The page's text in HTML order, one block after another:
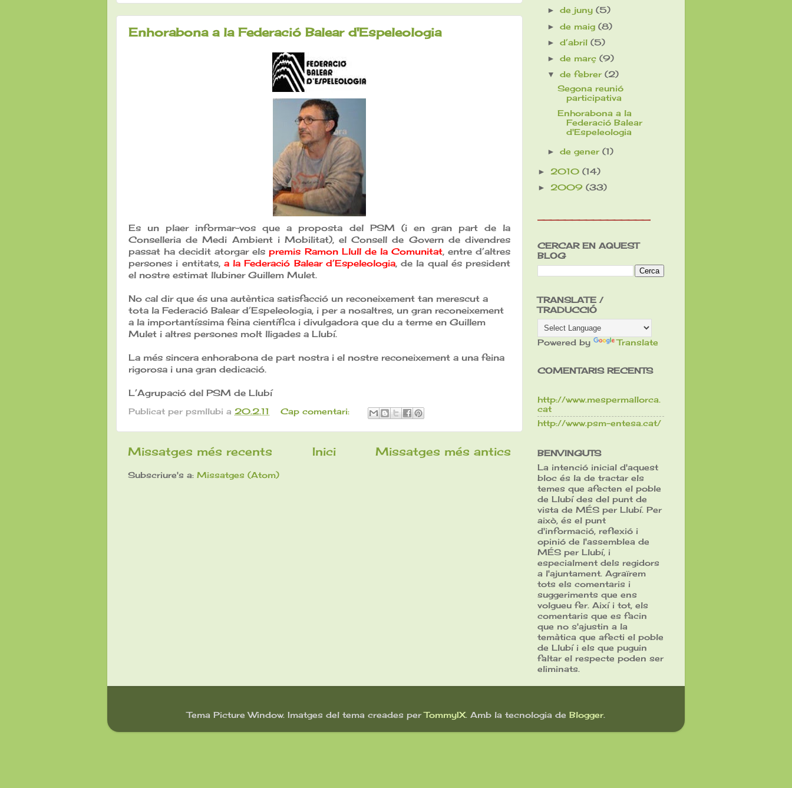
Enhorabona a la Federació Balear d'Espeleologia
Es un plaer informar-vos que a proposta del PSM (i en gran part de la
Conselleria de Medi Ambient i Mobilitat), el Consell de Govern de divendres
passat ha decidit atorgar elspremis Ramon Llull de la Comunitat, entre d’altres
persones i entitats, a la Federació Balear d’Espeleologia, de la qual és president
el nostre estimat llubiner Guillem Mulet.
No cal dir que és una autèntica satisfacció un reconeixement tan merescut a
tota la Federació Balear d’Espeleologia, i per a nosaltres, un gran reconeixement
a la importantíssima feina científica i divulgadora que du a terme en Guillem
Mulet i altres persones molt lligades a Llubí.
La més sincera enhorabona de part nostra i el nostre reconeixement a una feina
rigorosa i una gran dedicació.
L’Agrupació del PSM de Llubí
Publicat per psmllubi a 20.2.11 Cap comentari:
Missatges més recents Missatges més antics
Inici
Subscriure's a: Missatges (Atom)
►de juny(5)
►de maig(8)
►d’abril(5)
►de març(9)
▼de febrer(2)
Segona reunió
participativa
Enhorabona a la
Federació Balear
d'Espeleologia
►de gener(1)
► 2010 (14)
► 2009 (33)
________________
CERCAR EN AQUEST
BLOG
TRANSLATE /
TRADUCCIÓ
Powered by Translate
COMENTARIS RECENTS
http://www.mespermallorca.
cat
http://www.psm-entesa.cat/
BENVINGUTS
La intenció inicial d'aquest
bloc és la de tractar els
temes que afecten el poble
de Llubí des del punt de
vista de MÉS per Llubí. Per
això, és el punt
d'informació, reflexió i
opinió de l'assemblea de
MÉS per Llubí, i
especialment dels regidors
a l'ajuntament. Agraïrem
tots els comentaris i
suggeriments que ens
volgueu fer. Així i tot, els
comentaris que es facin
que no s'ajustin a la
temàtica que afecti el poble
de Llubí i els que puguin
faltar el respecte poden ser
eliminats.
Tema Picture Window. Imatges del tema creades perTommyIX. Amb la tecnologia de Blogger.